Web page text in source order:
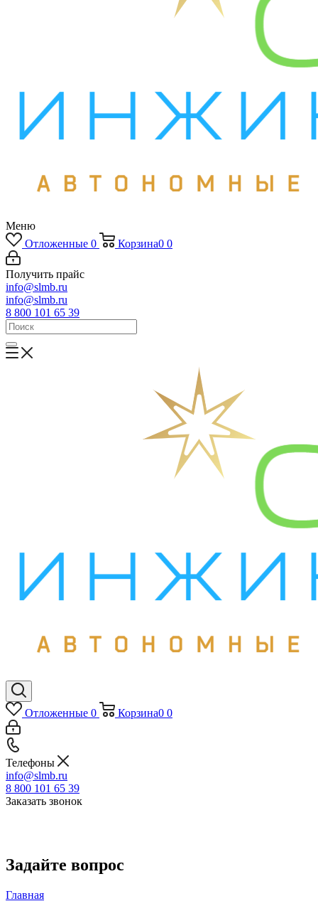
Меню
Отложенные 0 Корзина0 0
Получить прайс
info@slmb.ru
info@slmb.ru
8 800 101 65 39
Отложенные 0 Корзина0 0
Телефоны
info@slmb.ru
8 800 101 65 39
Заказать звонок
Задайте вопрос
Главная